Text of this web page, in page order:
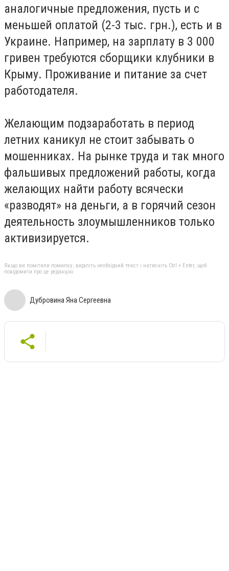
аналогичные предложения, пусть и с
меньшей оплатой (2-3 тыс. грн.), есть и в
Украине. Например, на зарплату в 3 000
гривен требуются сборщики клубники в
Крыму. Проживание и питание за счет
работодателя.
Желающим подзаработать в период
летних каникул не стоит забывать о
мошенниках. На рынке труда и так много
фальшивых предложений работы, когда
желающих найти работу всячески
«разводят» на деньги, а в горячий сезон
деятельность злоумышленников только
активизируется.
Якщо ви помітили помилку, виділіть необхідний текст і натисніть Ctrl + Enter, щоб
повідомити про це редакцію
Дубровина Яна Сергеевна